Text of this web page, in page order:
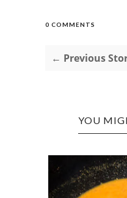
0 COMMENTS
← Previous
YOU